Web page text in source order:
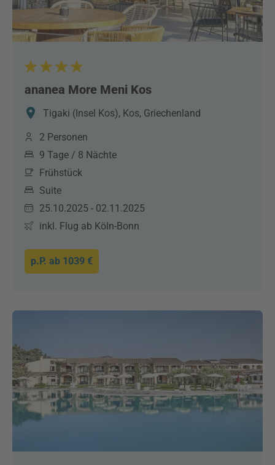
ananea More Meni Kos
Tigaki (Insel Kos), Kos, Griechenland
2 Personen
9 Tage / 8 Nächte
Frühstück
Suite
25.10.2025 - 02.11.2025
inkl. Flug ab Köln-Bonn
p.P. ab 1039 €